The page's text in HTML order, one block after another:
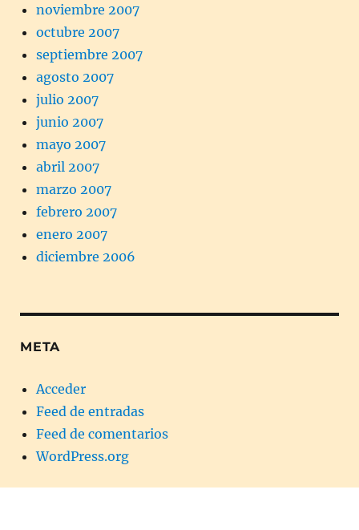
noviembre 2007
octubre 2007
septiembre 2007
agosto 2007
julio 2007
junio 2007
mayo 2007
abril 2007
marzo 2007
febrero 2007
enero 2007
diciembre 2006
META
Acceder
Feed de entradas
Feed de comentarios
WordPress.org